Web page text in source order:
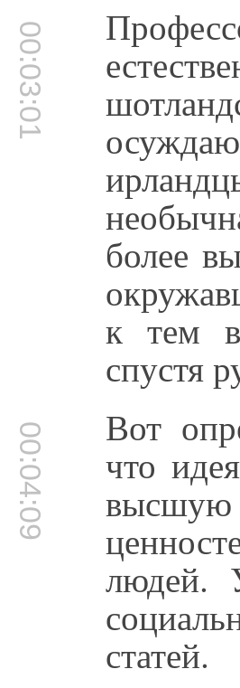
00:03:01
более
к тем
спустя
00:04:09 Вот
что
высшую
людей.
статей.